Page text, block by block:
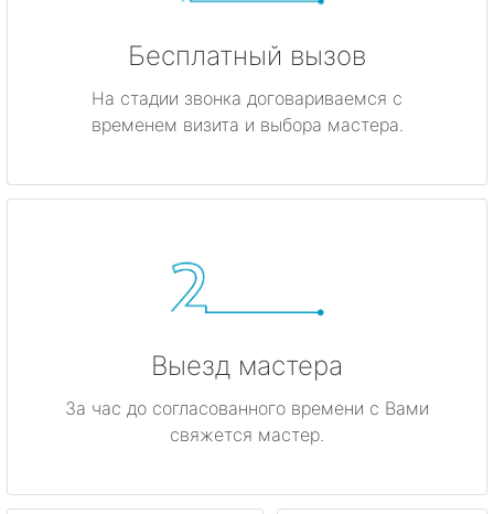
Бесплатный вызов
На стадии звонка договариваемся с
временем визита и выбора мастера.
Выезд мастера
За час до согласованного времени с Вами
свяжется мастер.